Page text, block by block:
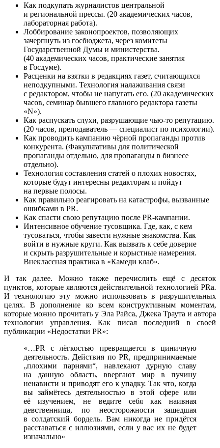
Как подкупать журналистов центральной
и региональной прессы. (20 академических часов,
лабораторная работа).
Лоббирование законопроектов, позволяющих
зачерпнуть из госбюджета, через комитеты
Государственной Думы и министерства.
(40 академических часов, практические занятия
в Госдуме).
Расценки на взятки в редакциях газет, считающихся
неподкупными. Технология налаживания связи
с редактором, чтобы не напугать его. (20 академических
часов, семинар бывшего главного редактора газеты
«N»).
Как распускать слухи, разрушающие чью-то репутацию.
(20 часов, преподаватель — специалист по психологии).
Как проводить кампанию чёрной пропаганды против
конкурента. (Факультативы для политической
пропаганды отдельно, для пропаганды в бизнесе
отдельно).
Технология составления статей о плохих новостях,
которые будут интересны редакторам и пойдут
на первые полосы.
Как правильно реагировать на катастрофы, вызванные
ошибками в PR.
Как спасти свою репутацию после PR-кампании.
Интенсивное обучение тусовщика. Где, как, с кем
тусоваться, чтобы завести нужные знакомства. Как
войти в нужные круги. Как вызвать к себе доверие
и скрыть разрушительные и корыстные намерения.
Внеклассная практика в «Камеди клаб».
И так далее. Можно также перечислить ещё с десяток
пунктов, которые являются действительной технологией PRа.
И технологию эту можно использовать в разрушительных
целях. В дополнение ко всем конструктивным моментам,
которые можно прочитать у Эла Райса, Джека Траута и автора
технологии управления. Как писал последний в своей
публикации «Недостатки PR»:
«…PR с лёгкостью превращается в циничную
деятельность. Действия по PR, предпринимаемые
„плохими парнями“, навлекают дурную славу
на данную область, ввергают мир в пучину
ненависти и приводят его к упадку. Так что, когда
вы займётесь деятельностью в этой сфере или
её изучением, не ведите себя как наивная
девственница, по неосторожности зашедшая
в солдатский бордель. Вам никогда не придётся
расставаться с иллюзиями, если у вас их не будет
изначально»